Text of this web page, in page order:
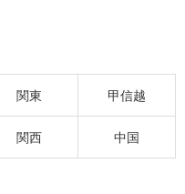
関東 甲信越
関西 中国